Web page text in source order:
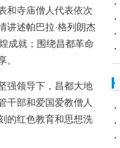
和寺庙僧人代表依次
讲述帕巴拉·格列朗杰
成就；围绕昌都革命
。
强领导下，昌都大地
干部和爱国爱教僧人
的红色教育和思想洗